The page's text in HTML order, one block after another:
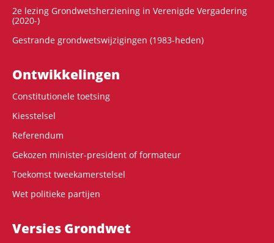
2e lezing Grondwetsherziening in Verenigde Vergadering
(2020-)
Gestrande grondwetswijzigingen (1983-heden)
Ontwikke­lingen
Constitutionele toetsing
Kiesstelsel
Referendum
Gekozen minister-president of formateur
Toekomst tweekamerstelsel
Wet politieke partijen
Versies Grondwet